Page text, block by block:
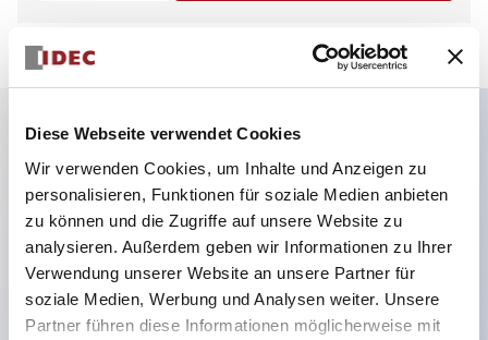
Diese Webseite verwendet Cookies
Wir verwenden Cookies, um Inhalte und Anzeigen zu
personalisieren, Funktionen für soziale Medien anbieten
zu können und die Zugriffe auf unsere Website zu
analysieren. Außerdem geben wir Informationen zu Ihrer
Verwendung unserer Website an unsere Partner für
soziale Medien, Werbung und Analysen weiter. Unsere
Partner führen diese Informationen möglicherweise mit
Hauptmerkmale
Geeignet für ein breites Anwendungsspektrum
von der Konsumelektronik bis zum FA-Bereich
LED-Beleuchtungseinheit mit integriertem
strombegrenzendem Widerstand und Diode im